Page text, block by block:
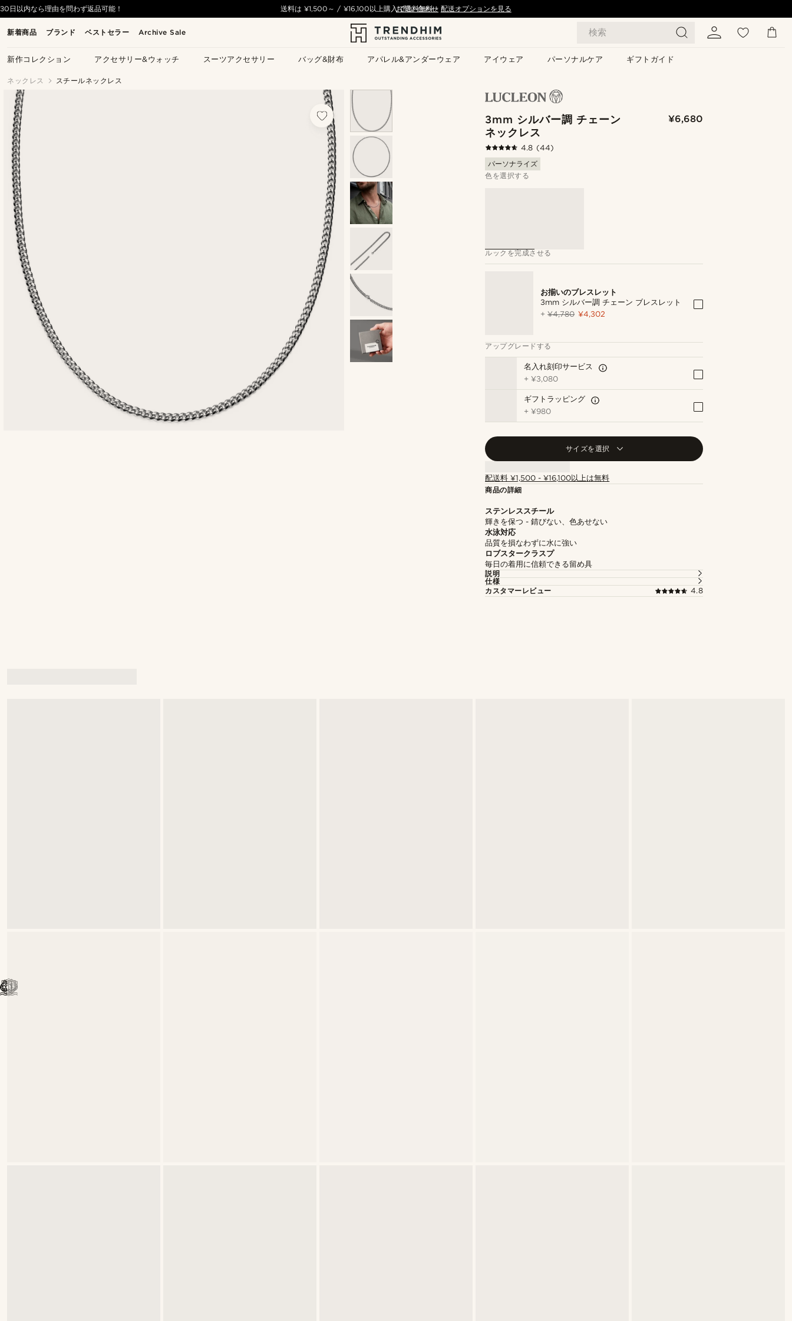
新着商品 ブランド ベストセラー Archive Sale 検索
新作コレクション アクセサリー&ウォッチ スーツアクセサリー バッグ&財布 アパレル&アンダーウェア アイウェア パーソナルケア ギフトガイド
30日以内なら理由を問わず返品可能！ 送料は¥1,500 ～ / ¥16,100以上購入で送料無料- 配送オプションを見る
お問い合わせ
ネックレス スチールネックレス
3mm シルバー調 チェーン
ネックレス
¥6,680
4.8 (44)
パーソナライズ
色を選択する
ルックを完成させる
お揃いのブレスレット
3mm シルバー調 チェーン ブレスレット
+¥4,780 ¥4,302
アップグレードする
名入れ刻印サービス
+¥3,080
ギフトラッピング
+¥980
サイズを選択
配送料 ¥1,500 - ¥16,100以上は無料
商品の詳細
ステンレススチール
輝きを保つ - 錆びない、色あせない
水泳対応
品質を損なわずに水に強い
ロブスタークラスプ
毎日の着用に信頼できる留め具
説明
仕様
カスタマーレビュー
4.8